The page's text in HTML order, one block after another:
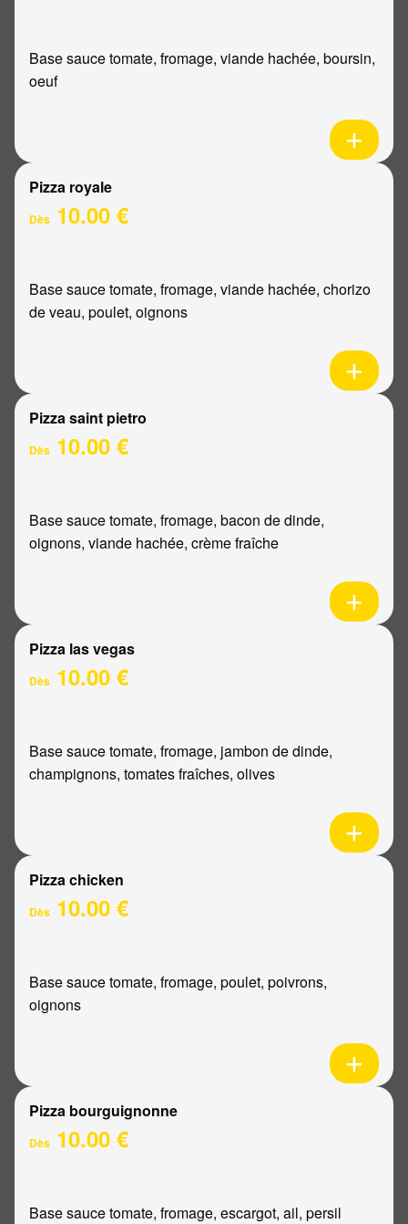
Base sauce tomate, fromage, viande hachée, boursin,
oeuf
Pizza royale
Dès 10.00 €
Base sauce tomate, fromage, viande hachée, chorizo
de veau, poulet, oignons
Pizza saint pietro
Dès 10.00 €
Base sauce tomate, fromage, bacon de dinde,
oignons, viande hachée, crème fraîche
Pizza las vegas
Dès 10.00 €
Base sauce tomate, fromage, jambon de dinde,
champignons, tomates fraîches, olives
Pizza chicken
Dès 10.00 €
Base sauce tomate, fromage, poulet, poivrons,
oignons
Pizza bourguignonne
Dès 10.00 €
Base sauce tomate, fromage, escargot, ail, persil